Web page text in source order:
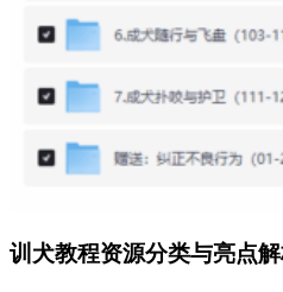
训犬教程资源分类与亮点